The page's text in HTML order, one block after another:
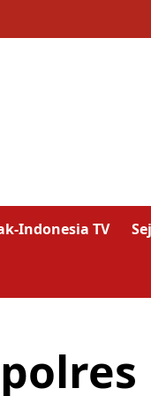
Indonesia TV